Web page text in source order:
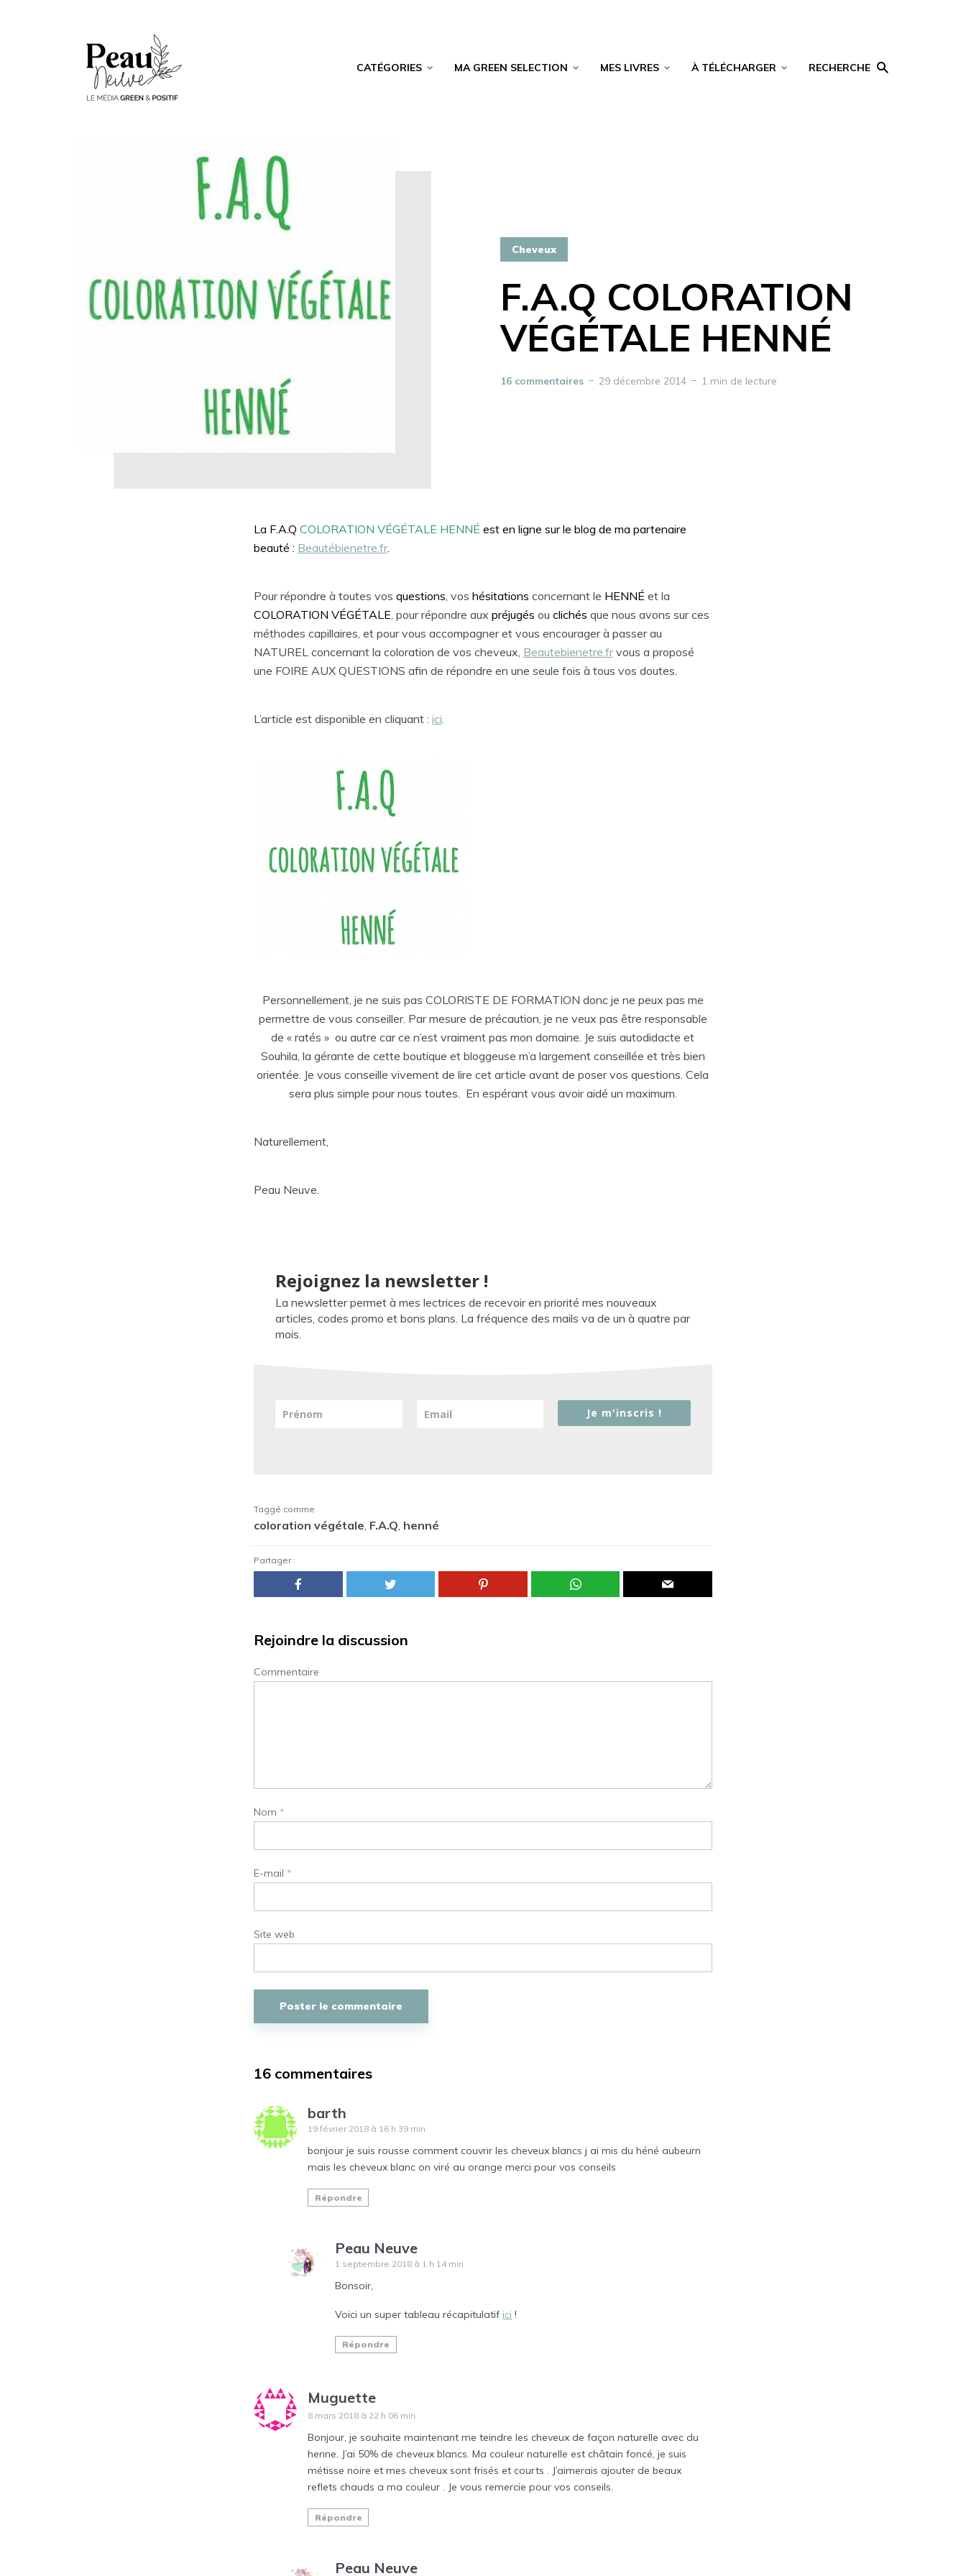
CATÉGORIES MA GREEN SELECTION MES LIVRES À TÉLÉCHARGER RECHERCHE
Cheveux
F.A.Q COLORATION
VÉGÉTALE HENNÉ
16 commentaires 29 décembre 2014 1 min de lecture
La F.A.Q COLORATION VÉGÉTALE HENNÉ est en ligne sur le blog de ma partenaire
beauté : Beautébienetre.fr.
Pour répondre à toutes vos questions , vos hésitations concernant le HENNÉ et la
COLORATION VÉGÉTALE , pour répondre aux préjugés ou clichés que nous avons sur ces
méthodes capillaires, et pour vous accompagner et vous encourager à passer au
NATUREL concernant la coloration de vos cheveux, Beautebienetre.frvous a proposé
une FOIRE AUX QUESTIONS afin de répondre en une seule fois à tous vos doutes.
L’article est disponible en cliquant : ici
Personnellement, je ne suis pas COLORISTE DE FORMATION donc je ne peux pas me
permettre de vous conseiller. Par mesure de précaution, je ne veux pas être responsable
de « ratés » ou autre car ce n’est vraiment pas mon domaine. Je suis autodidacte et
Souhila, la gérante de cette boutique et bloggeuse m’a largement conseillée et très bien
orientée. Je vous conseille vivement de lire cet article avant de poser vos questions. Cela
sera plus simple pour nous toutes. En espérant vous avoir aidé un maximum.
Naturellement,
Peau Neuve.
Rejoignez la newsletter !
La newsletter permet à mes lectrices de recevoir en priorité mes nouveaux
articles, codes promo et bons plans. La fréquence des mails va de un à quatre par
mois.
Je m'inscris !
Taggé comme
coloration végétale F.A.Q henné
Partager :
Rejoindre la discussion
Commentaire
Nom *
E-mail *
Site web
16 commentaires
barth
19 février 2018 à 16 h 39 min
bonjour je suis rousse comment couvrir les cheveux blancs j ai mis du héné aubeurn
mais les cheveux blanc on viré au orange merci pour vos conseils
Répondre
Peau Neuve
1 septembre 2018 à 1 h 14 min
Bonsoir,
Voici un super tableau récapitulatif ici !
Répondre
Muguette
8 mars 2018 à 22 h 06 min
Bonjour, je souhaite maintenant me teindre les cheveux de façon naturelle avec du
henne. J’ai 50% de cheveux blancs. Ma couleur naturelle est châtain foncé, je suis
métisse noire et mes cheveux sont frisés et courts . J’aimerais ajouter de beaux
reflets chauds a ma couleur . Je vous remercie pour vos conseils.
Répondre
Peau Neuve